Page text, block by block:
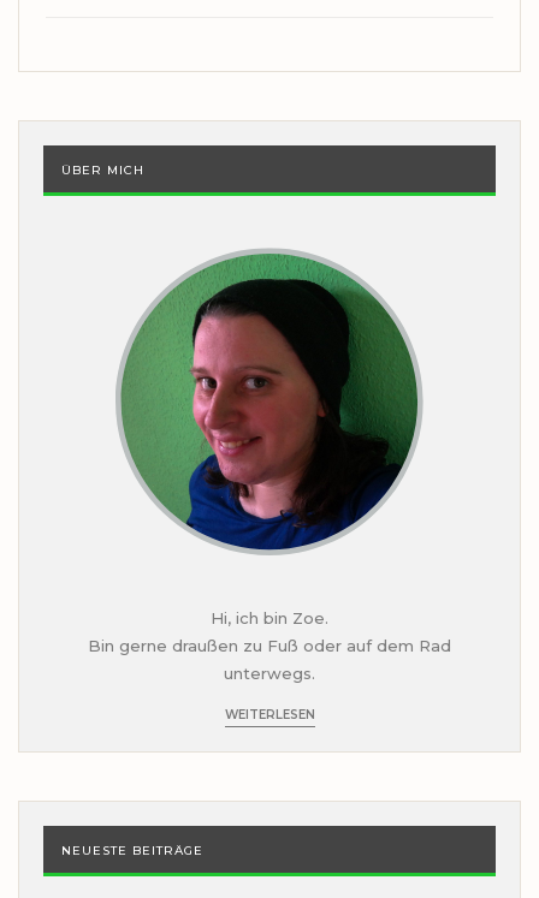
ÜBER MICH
Hi, ich bin Zoe.
Bin gerne draußen zu Fuß oder auf dem Rad
unterwegs.
WEITERLESEN
NEUESTE BEITRÄGE